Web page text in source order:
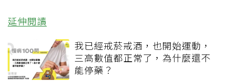
延伸閱讀
我已經戒菸戒酒，也開始運動，
三高數值都正常了，為什麼還不
能停藥？